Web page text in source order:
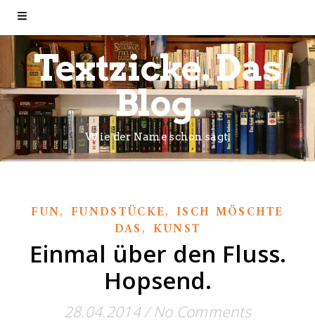
Textzicke. Das
Blog.
Wie der Name schon sagt.
FUN,FUNDSTÜCKE,ISCH MÖSCHTE
DAS, KUNST
Einmal über den Fluss.
Hopsend.
28.04.2014/ No Comments